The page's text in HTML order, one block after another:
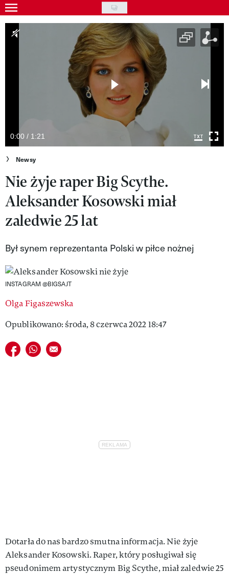
Skip
to
main
Gwiazdy
Kultura
Wideo
Nasze akcje
VIVA!ART
VIVA!MODA
VIVA!PEOPLE POWER
VIVA!ITAKA
MAGAZYN VIVA!
0:00 / 1:21
Newsy
Nie żyje raper Big Scythe.
Aleksander Kosowski miał
zaledwie 25 lat
Był synem reprezentanta Polski w piłce nożnej
INSTAGRAM @BIGSAJT
Olga Figaszewska
Opublikowano: środa, 8 czerwca 2022 18:47
Udostępnij na facebook
Udostępnij na whatsapp
E-mail do przyjaciela
Dotarła do nas bardzo smutna informacja. Nie żyje
Aleksander Kosowski. Raper, który posługiwał się
pseudonimem artystycznym Big Scythe, miał zaledwie 25